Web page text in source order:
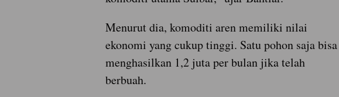
Menurut dia, komoditi aren memiliki nilai
ekonomi yang cukup tinggi. Satu pohon saja bisa
menghasilkan 1,2 juta per bulan jika telah
berbuah.